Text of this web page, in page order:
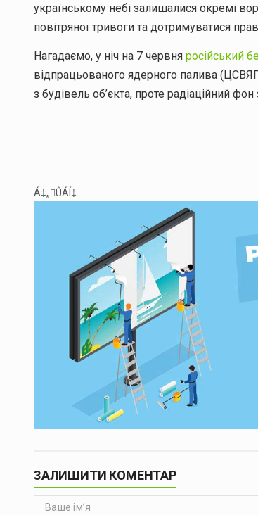
українському небі залишалися окремі
повітряної тривоги та дотримуватися
Нагадаємо, у ніч на 7 червня російський
відпрацьованого ядерного палива
з будівель об’єкта, проте радіаційний
Á‡„ÛÁÍ‡...
ЗАЛИШИТИ КОМЕНТАР